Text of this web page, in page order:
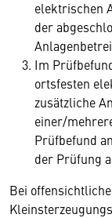
elektrischen
der
Im
ortsfesten
zusätzliche
einer/
Prüfbefund
der Prüfung
Bei